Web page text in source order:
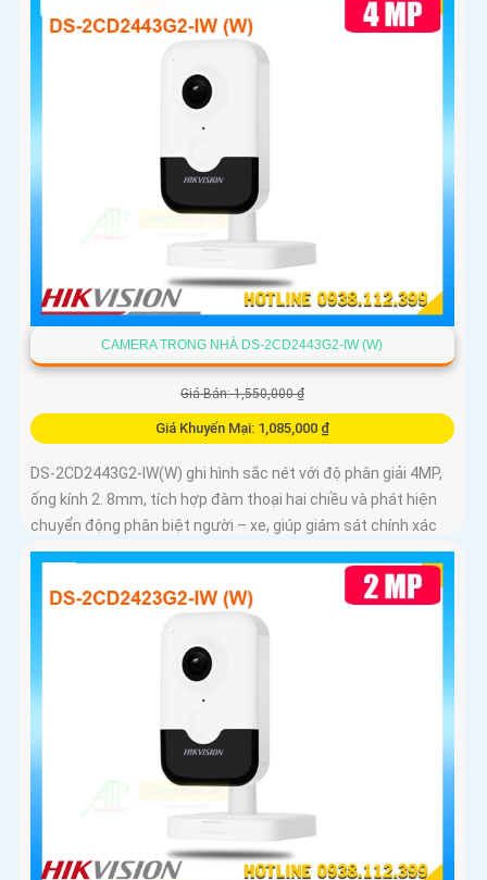
CAMERA TRONG NHÀ DS-2CD2443G2-IW (W)
Giá Bán: 1,550,000 ₫
Giá Khuyến Mại: 1,085,000 ₫
DS-2CD2443G2-IW(W) ghi hình sắc nét với độ phân giải 4MP,
ống kính 2. 8mm, tích hợp đàm thoại hai chiều và phát hiện
chuyển động phân biệt người – xe, giúp giám sát chính xác